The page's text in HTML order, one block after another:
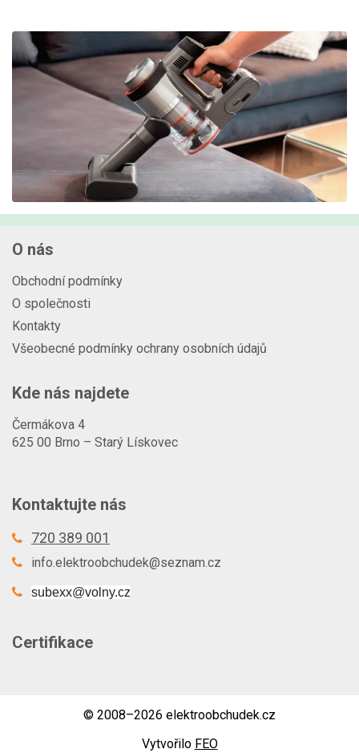
O nás
Obchodní podmínky
O společnosti
Kontakty
Všeobecné podmínky ochrany osobních údajů
Kde nás najdete
Čermákova 4
625 00 Brno – Starý Lískovec
Kontaktujte nás
720 389 001
info.elektroobchudek@seznam.cz
subexx@volny.cz
Certifikace
© 2008–2026 elektroobchudek.cz
Vytvořilo FEO